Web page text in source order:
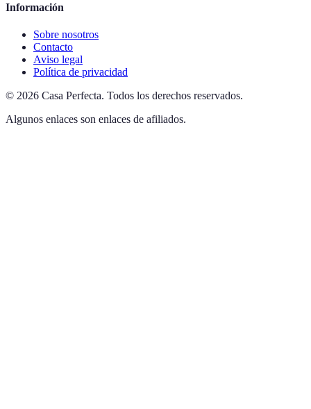
Información
Sobre nosotros
Contacto
Aviso legal
Política de privacidad
© 2026 Casa Perfecta. Todos los derechos reservados.
Algunos enlaces son enlaces de afiliados.